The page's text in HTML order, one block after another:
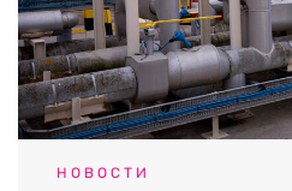
НОВОСТИ